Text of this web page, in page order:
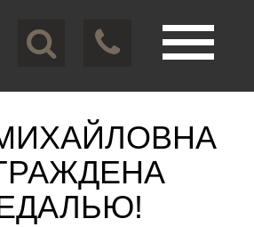
Toggle
navigation